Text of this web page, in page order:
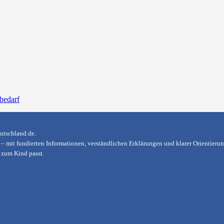
.
mit fundierten Informationen, verständlichen Erklärungen und klarer
Kind passt.